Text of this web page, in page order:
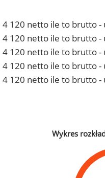
4 120 netto ile to brutto -
4 120 netto ile to brutto -
4 120 netto ile to brutto -
4 120 netto ile to brutto
4 120 netto ile to brutto -
Wykres